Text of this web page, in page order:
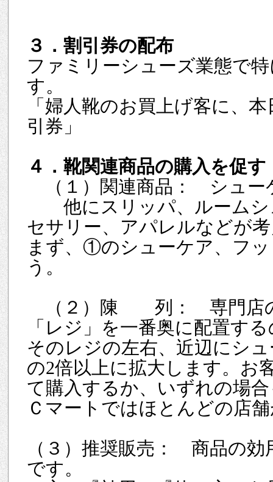
３．割引券の配布
ファミリーシューズ業態で
す。
「婦人靴のお買上げ客に、
引券」
４．靴関連商品の購入を促す
（１）関連商品： シュー
他にスリッパ、ルームシ
セサリー、アパレルなどが
まず、①のシューケア、フ
う。
（２）陳 列： 専門店の
「レジ」を一番奥に配置す
そのレジの左右、近辺にシ
の2倍以上に拡大します。お
て購入するか、いずれの場
Ｃマートではほとんどの店
（３）推奨販売： 商品の
です。